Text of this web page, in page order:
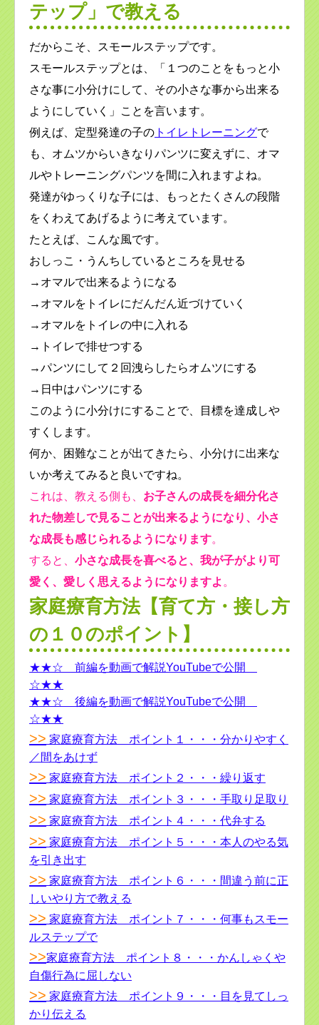
テップ」で教える
だからこそ、スモールステップです。
スモールステップとは、「１つのことをもっと小
さな事に小分けにして、その小さな事から出来る
ようにしていく」ことを言います。
例えば、定型発達の子の トイレトレーニングで
も、オムツからいきなりパンツに変えずに、オマ
ルやトレーニングパンツを間に入れますよね。
発達がゆっくりな子には、もっとたくさんの段階
をくわえてあげるように考えています。
たとえば、こんな風です。
おしっこ・うんちしているところを見せる
→オマルで出来るようになる
→オマルをトイレにだんだん近づけていく
→オマルをトイレの中に入れる
→トイレで排せつする
→パンツにして２回洩らしたらオムツにする
→日中はパンツにする
このように小分けにすることで、目標を達成しや
すくします。
何か、困難なことが出てきたら、小分けに出来な
いか考えてみると良いですね。
これは、教える側も、 お子さんの成長を細分化さ
れた物差しで見ることが出来るようになり、小さ
な成長も感じられるようになります。
すると、 小さな成長を喜べると、我が子がより可
愛く、愛しく思えるようになりますよ 。
家庭療育方法【育て方・接し方
の１０のポイント】
★★☆ 前編を動画で解説YouTubeで公開
☆★★
★★☆ 後編を動画で解説YouTubeで公開
☆★★
>> 家庭療育方法 ポイント１・・・分かりやすく
／間をあけず
>> 家庭療育方法 ポイント２・・・繰り返す
>> 家庭療育方法 ポイント３・・・手取り足取り
>> 家庭療育方法 ポイント４・・・代弁する
>> 家庭療育方法 ポイント５・・・本人のやる気
を引き出す
>> 家庭療育方法 ポイント６・・・間違う前に正
しいやり方で教える
>> 家庭療育方法 ポイント７・・・何事もスモー
ルステップで
>>家庭療育方法 ポイント８・・・かんしゃくや
自傷行為に屈しない
>> 家庭療育方法 ポイント９・・・目を見てしっ
かり伝える